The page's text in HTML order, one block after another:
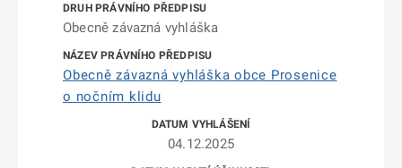
Obecně závazná vyhláška
Obecně závazná vyhláška obce Prosenice
o nočním klidu
04.12.2025